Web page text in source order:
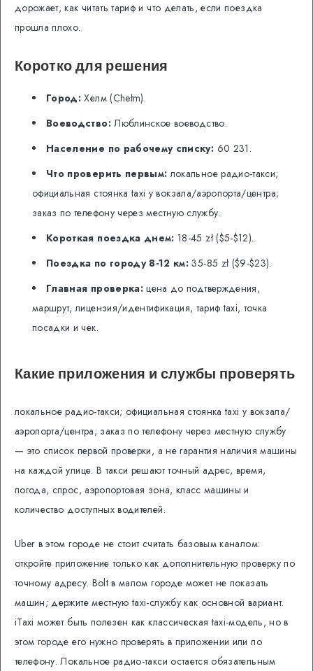
дорожает, как читать тариф и что делать, если поездка
прошла плохо.
Коротко для решения
Город: Хелм (Chełm).
Воеводство:Люблинское воеводство.
Население по рабочему списку: 60 231.
Что проверить первым: локальное радио-такси;
официальная стоянка taxi у вокзала/аэропорта/центра;
заказ по телефону через местную службу.
Короткая поездка днем: 18-45 zł ($5-$12).
Поездка по городу 8-12 км: 35-85 zł ($9-$23).
Главная проверка:цена до подтверждения,
маршрут, лицензия/идентификация, тариф taxi, точка
посадки и чек.
Какие приложения и службы проверять
локальное радио-такси; официальная стоянка taxi у вокзала/
аэропорта/центра; заказ по телефону через местную службу
— это список первой проверки, а не гарантия наличия машины
на каждой улице. В такси решают точный адрес, время,
погода, спрос, аэропортовая зона, класс машины и
количество доступных водителей.
Uber в этом городе не стоит считать базовым каналом:
откройте приложение только как дополнительную проверку по
точному адресу. Bolt в малом городе может не показать
машин; держите местную taxi-службу как основной вариант.
iTaxi может быть полезен как классическая taxi-модель, но в
этом городе его нужно проверять в приложении или по
телефону. Локальное радио-такси остается обязательным